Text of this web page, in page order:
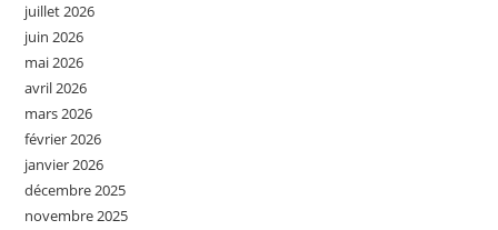
juillet 2026
juin 2026
mai 2026
avril 2026
mars 2026
février 2026
janvier 2026
décembre 2025
novembre 2025